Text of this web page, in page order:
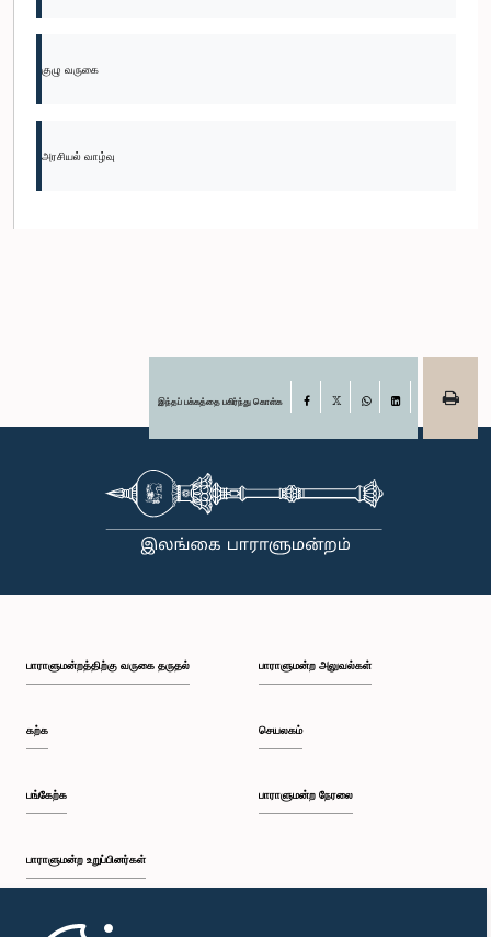
குழு வருகை
அரசியல் வாழ்வு
இந்தப் பக்கத்தை பகிர்ந்து கொள்க Facebook
பாராளுமன்றத்திற்கு வருகை தருதல்
கற்க
பங்கேற்க
பாராளுமன்ற உறுப்பினர்கள்
முதற்பக்கம்
பாராளுமன்ற அலுவல்கள்
செயலகம்
பாராளுமன்ற நேரலை